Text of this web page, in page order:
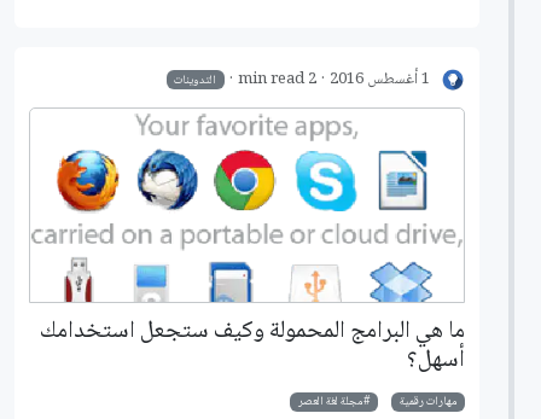
2016، ثم سأخبرك بتقييمي الشخصي لهذه المتصفحات، بعدها
1 أغسطس 2016 2 min read التدوينات
ما هي البرامج المحمولة وكيف ستجعل استخدامك
أسهل؟
مهارات رقمية مجلة لغة العصر